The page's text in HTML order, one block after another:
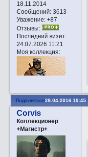
18.11.2014
Сообщений:3613
Уважение: +87
Отзывы:
Последний визит:
24.07.2026 11:21
Моя коллекция:
Поделиться28.04.2016 19:45
Corvis
Коллекционер
+Магистр+